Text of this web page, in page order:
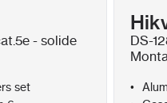
- solide
set
DS-